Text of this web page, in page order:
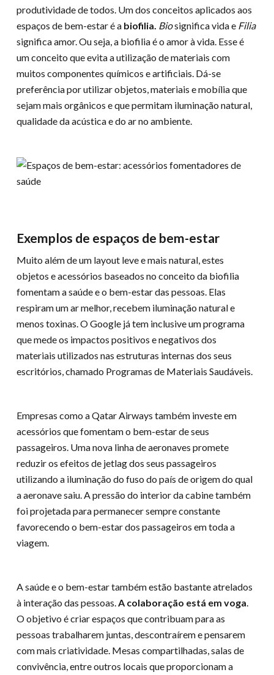
produtividade de todos. Um dos conceitos aplicados aos
espaços de bem-estar é a biofilia. Biosignifica vida e Filia
significa amor. Ou seja, a biofilia é o amor à vida. Esse é
um conceito que evita a utilização de materiais com
muitos componentes químicos e artificiais. Dá-se
preferência por utilizar objetos, materiais e mobília que
sejam mais orgânicos e que permitam iluminação natural,
qualidade da acústica e do ar no ambiente.
Exemplos de espaços de bem-estar
Muito além de um layout leve e mais natural, estes
objetos e acessórios baseados no conceito da biofilia
fomentam a saúde e o bem-estar das pessoas. Elas
respiram um ar melhor, recebem iluminação natural e
menos toxinas. O Google já tem inclusive um programa
que mede os impactos positivos e negativos dos
materiais utilizados nas estruturas internas dos seus
escritórios, chamado Programas de Materiais Saudáveis.
Empresas como a Qatar Airways também investe em
acessórios que fomentam o bem-estar de seus
passageiros. Uma nova linha de aeronaves promete
reduzir os efeitos de jetlag dos seus passageiros
utilizando a iluminação do fuso do país de origem do qual
a aeronave saiu. A pressão do interior da cabine também
foi projetada para permanecer sempre constante
favorecendo o bem-estar dos passageiros em toda a
viagem.
A saúde e o bem-estar também estão bastante atrelados
à interação das pessoas. A colaboração está em voga
O objetivo é criar espaços que contribuam para as
pessoas trabalharem juntas, descontraírem e pensarem
com mais criatividade. Mesas compartilhadas, salas de
convivência, entre outros locais que proporcionam a